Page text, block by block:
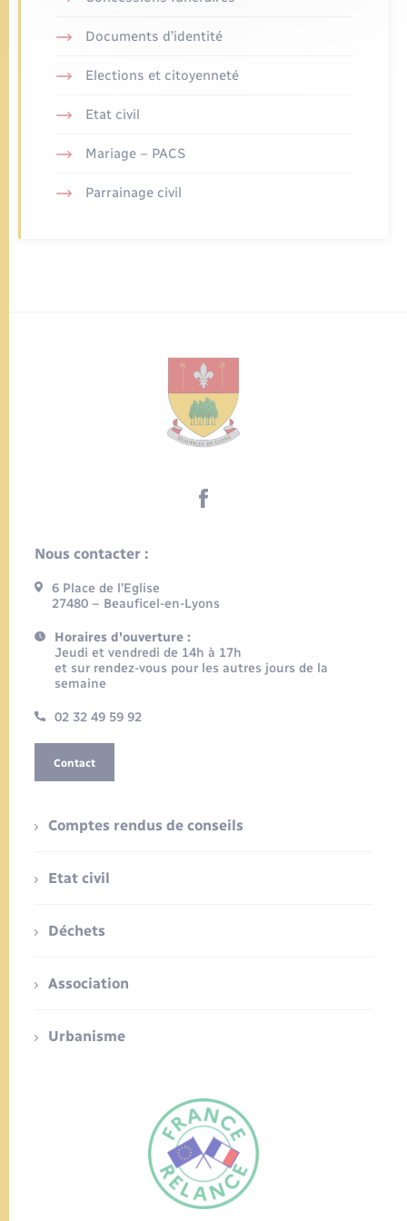
FR
Documents d’identité
Elections et citoyenneté
Etat civil
Mariage – PACS
Parrainage civil
Nous contacter :
6 Place de l’Eglise
27480 – Beauficel-en-Lyons
Horaires d'ouverture :
Jeudi et vendredi de 14h à 17h
et sur rendez-vous pour les autres jours de la
semaine
02 32 49 59 92
Contact
Comptes rendus de conseils
Etat civil
Déchets
Association
Urbanisme